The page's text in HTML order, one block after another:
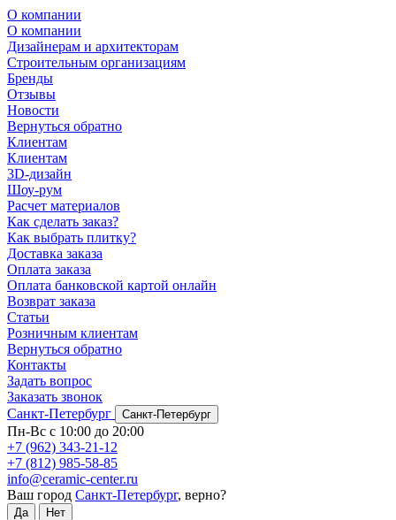
О компании
О компании
Дизайнерам и архитекторам
Строительным организациям
Бренды
Отзывы
Новости
Вернуться обратно
Клиентам
Клиентам
3D-дизайн
Шоу-рум
Расчет материалов
Как сделать заказ?
Как выбрать плитку?
Доставка заказа
Оплата заказа
Оплата банковской картой онлайн
Возврат заказа
Статьи
Розничным клиентам
Вернуться обратно
Контакты
Задать вопрос
Заказать звонок
Санкт-Петербург
Санкт-Петербург
Пн-Вс с 10:00 до 20:00
+7 (962) 343-21-12
+7 (812) 985-58-85
info@ceramic-center.ru
Ваш город Санкт-Петербург, верно?
Да Нет